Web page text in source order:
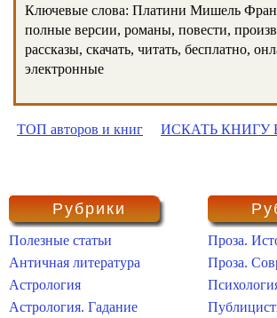
Ключевые слова: Платини Мишель
полные версии, романы, повести,
рассказы, скачать, читать, бесплатно,
электронные
ТОП авторов и книг ИСКАТЬ КНИГУ
Рубрики
Полезные статьи
Античная литература
Астрология
Астрология. Гадание
Проза.
Проза.